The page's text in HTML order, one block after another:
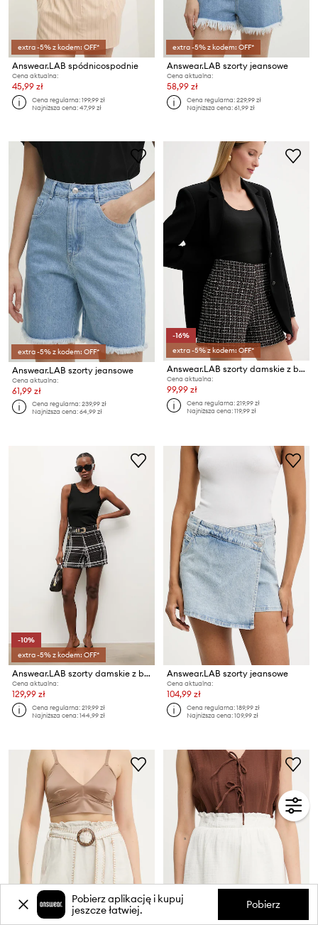
extra -5% z kodem: OFF*
Answear.LAB spódnicospodnie
Cena aktualna:
45,99 zł
Cena regularna:199,99 zł
Najniższa cena:47,99 zł
extra -5% z kodem: OFF*
Answear.LAB szorty jeansowe
Cena aktualna:
58,99 zł
Cena regularna:229,99 zł
Najniższa cena:61,99 zł
extra -5% z kodem: OFF*
Answear.LAB szorty jeansowe
Cena aktualna:
61,99 zł
Cena regularna:239,99 zł
Najniższa cena:64,99 zł
-16%
extra -5% z kodem: OFF*
Answear.LAB szorty damskie z bawełną
Cena aktualna:
99,99 zł
Cena regularna:219,99 zł
Najniższa cena:119,99 zł
-10%
extra -5% z kodem: OFF*
Answear.LAB szorty damskie z bawełną
Cena aktualna:
129,99 zł
Cena regularna:219,99 zł
Najniższa cena:144,99 zł
Answear.LAB szorty jeansowe
Cena aktualna:
104,99 zł
Cena regularna:189,99 zł
Najniższa cena:109,99 zł
Pobierz aplikację i kupuj
jeszcze łatwiej.
Pobierz